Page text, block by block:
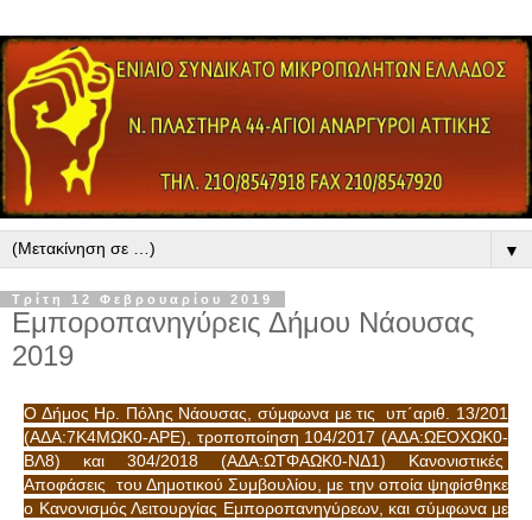
▼
Τρίτη 12 Φεβρουαρίου 2019
Εμποροπανηγύρεις Δήμου Νάουσας
2019
Ο Δήμος Ηρ. Πόλης Νάουσας, σύμφωνα με τις υπ΄αριθ. 13/201
(ΑΔΑ:7Κ4ΜΩΚ0-ΑΡΕ), τροποποίηση 104/2017 (ΑΔΑ:ΩΕΟΧΩΚ0-
ΒΛ8) και 304/2018 (ΑΔΑ:ΩΤΦΑΩΚ0-ΝΔ1) Κανονιστικές
Αποφάσεις του Δημοτικού Συμβουλίου, με την οποία ψηφίσθηκε
ο Κανονισμός Λειτουργίας Εμποροπανηγύρεων, και σύμφωνα με